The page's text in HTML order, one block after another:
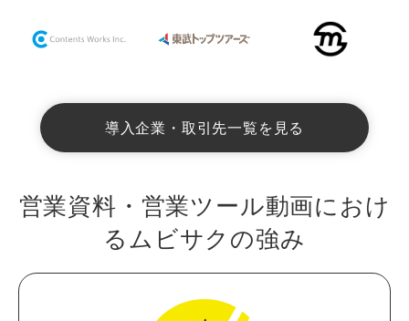
導入企業・取引先一覧を見る
営業資料・営業ツール動画におけ
るムビサクの強み